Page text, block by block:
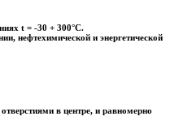
t = ­-30 + 300°С.
нефтехимической и энергетической
в центре, и равномерно